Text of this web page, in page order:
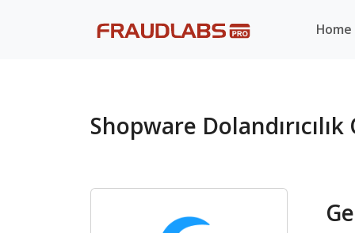
Home
Shopware